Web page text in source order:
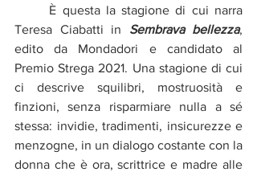
Teresa Ciabatti in Sembrava bellezza,
edito da Mondadori e candidato al
Premio Strega 2021. Una stagione di cui
ci descrive squilibri, mostruosità e
finzioni, senza risparmiare nulla a sé
stessa: invidie, tradimenti, insicurezze e
menzogne, in un dialogo costante con la
donna che è ora, scrittrice e madre alle